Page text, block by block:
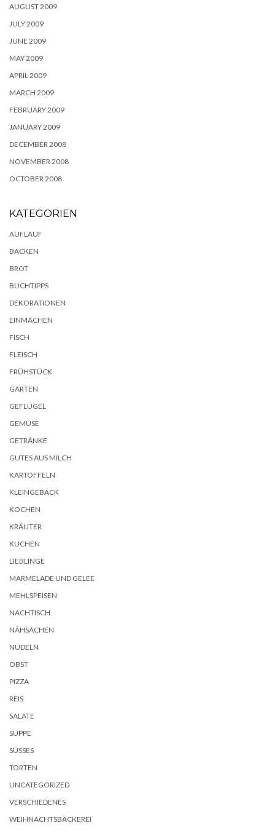
AUGUST 2009
JULY 2009
JUNE 2009
MAY 2009
APRIL 2009
MARCH 2009
FEBRUARY 2009
JANUARY 2009
DECEMBER 2008
NOVEMBER 2008
OCTOBER 2008
KATEGORIEN
AUFLAUF
BACKEN
BROT
BUCHTIPPS
DEKORATIONEN
EINMACHEN
FISCH
FLEISCH
FRÜHSTÜCK
GARTEN
GEFLÜGEL
GEMÜSE
GETRÄNKE
GUTES AUS MILCH
KARTOFFELN
KLEINGEBÄCK
KOCHEN
KRÄUTER
KUCHEN
LIEBLINGE
MARMELADE UND GELEE
MEHLSPEISEN
NACHTISCH
NÄHSACHEN
NUDELN
OBST
PIZZA
REIS
SALATE
SUPPE
SÜSSES
TORTEN
UNCATEGORIZED
VERSCHIEDENES
WEIHNACHTSBÄCKEREI